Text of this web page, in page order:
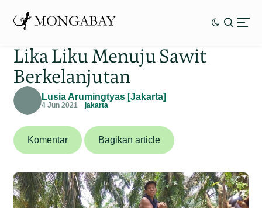
Lika Liku Menuju Sawit
Berkelanjutan
Lusia Arumingtyas [Jakarta]
4 Jun 2021 jakarta
Komentar Bagikan article